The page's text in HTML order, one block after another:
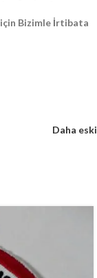
için Bizimle İrtibata
Daha eski